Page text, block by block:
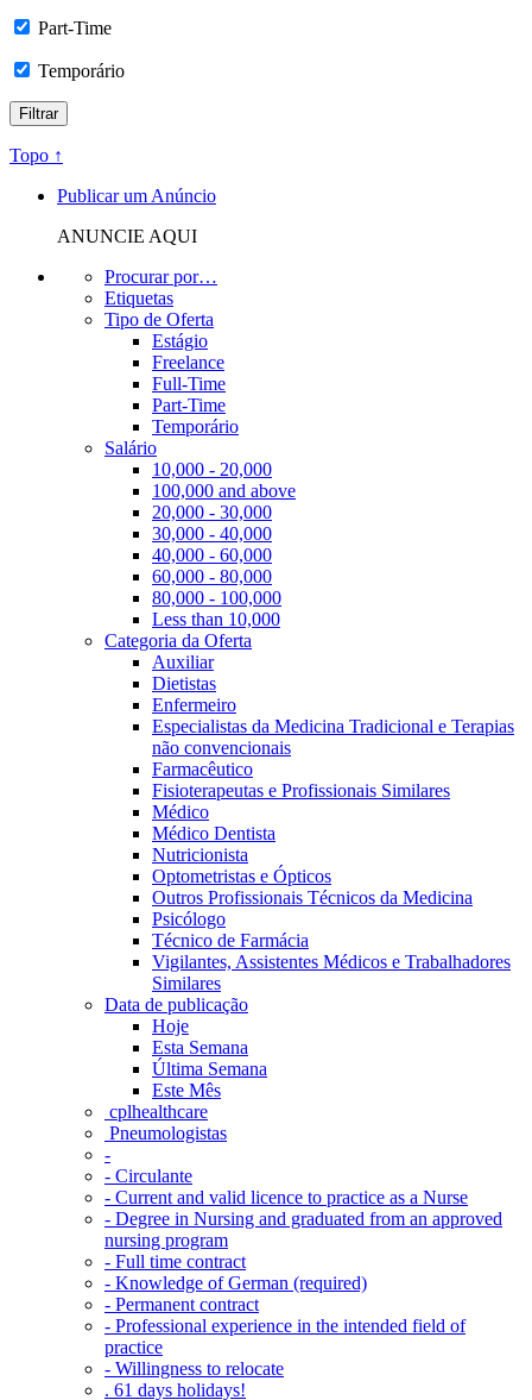
Part-Time
Temporário
Topo ↑
Publicar um Anúncio
ANUNCIE AQUI
Procurar por…
Etiquetas
Tipo de Oferta
Estágio
Freelance
Full-Time
Part-Time
Temporário
Salário
10,000 - 20,000
100,000 and above
20,000 - 30,000
30,000 - 40,000
40,000 - 60,000
60,000 - 80,000
80,000 - 100,000
Less than 10,000
Categoria da Oferta
Auxiliar
Dietistas
Enfermeiro
Especialistas da Medicina Tradicional e Terapias
não convencionais
Farmacêutico
Fisioterapeutas e Profissionais Similares
Médico
Médico Dentista
Nutricionista
Optometristas e Ópticos
Outros Profissionais Técnicos da Medicina
Psicólogo
Técnico de Farmácia
Vigilantes, Assistentes Médicos e Trabalhadores
Similares
Data de publicação
Hoje
Esta Semana
Última Semana
Este Mês
‎ cplhealthcare‬
Pneumologistas
-
- Circulante
- Current and valid licence to practice as a Nurse
- Degree in Nursing and graduated from an approved
nursing program
- Full time contract
- Knowledge of German (required)
- Permanent contract
- Professional experience in the intended field of
practice
- Willingness to relocate
. 61 days holidays!